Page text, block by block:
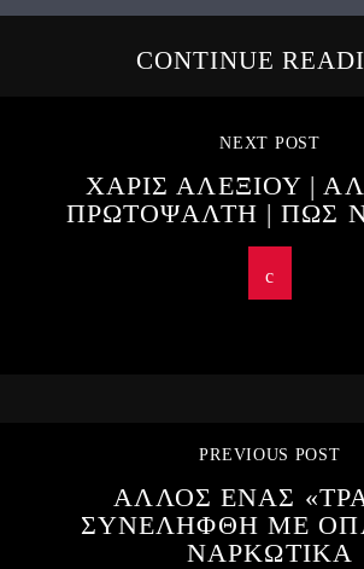
CONTINUE
NEXT POST
ΧΑΡΙΣ ΑΛΕΞΙΟΥ |
ΠΡΩΤΟΨΑΛΤΗ | ΠΩΣ
PREVIOUS POST
ΑΛΛΟΣ ΕΝΑΣ
ΣΥΝΕΛΗΦΘΗ ΜΕ
ΝΑΡΚΩΤΙΚΑ